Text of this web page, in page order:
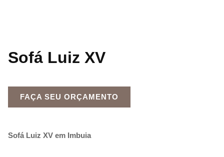
Sofá Luiz XV
FAÇA SEU ORÇAMENTO
Sofá Luiz XV em Imbuia